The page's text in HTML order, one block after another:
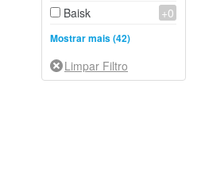
Baisk
+0
Beto
Bikersay
BK Tools
+0
Mostrar mais (42)